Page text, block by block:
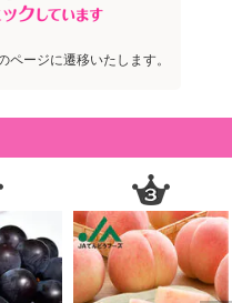
ージに遷移いたします。